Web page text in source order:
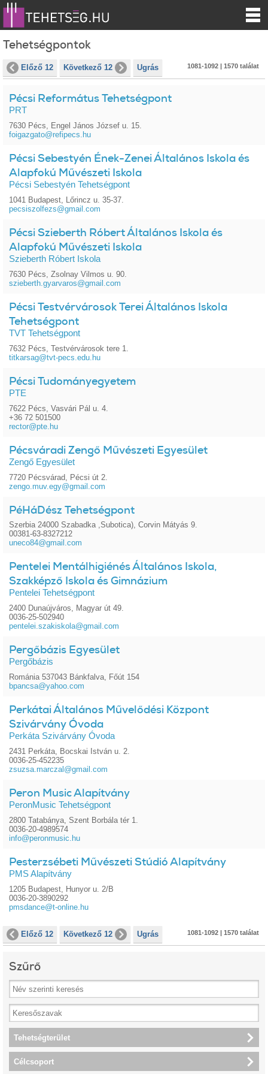
Tehetségpontok
Előző 12 Következő 12 Ugrás 1081-1092 | 1570 találat
Pécsi Református Tehetségpont
PRT
7630 Pécs, Engel János József u. 15.
foigazgato@refipecs.hu
Pécsi Sebestyén Ének-Zenei Általános Iskola és
Alapfokú Művészeti Iskola
Pécsi Sebestyén Tehetségpont
1041 Budapest, Lőrincz u. 35-37.
pecsiszolfezs@gmail.com
Pécsi Szieberth Róbert Általános Iskola és
Alapfokú Művészeti Iskola
Szieberth Róbert Iskola
7630 Pécs, Zsolnay Vilmos u. 90.
szieberth.gyarvaros@gmail.com
Pécsi Testvérvárosok Terei Általános Iskola
Tehetségpont
TVT Tehetségpont
7632 Pécs, Testvérvárosok tere 1.
titkarsag@tvt-pecs.edu.hu
Pécsi Tudományegyetem
PTE
7622 Pécs, Vasvári Pál u. 4.
+36 72 501500
rector@pte.hu
Pécsváradi Zengő Művészeti Egyesület
Zengő Egyesület
7720 Pécsvárad, Pécsi út 2.
zengo.muv.egy@gmail.com
PéHáDész Tehetségpont
Szerbia 24000 Szabadka ,Subotica), Corvin Mátyás 9.
00381-63-8327212
uneco84@gmail.com
Pentelei Mentálhigiénés Általános Iskola,
Szakképző Iskola és Gimnázium
Pentelei Tehetségpont
2400 Dunaújváros, Magyar út 49.
0036-25-502940
pentelei.szakiskola@gmail.com
Pergőbázis Egyesület
Pergőbázis
Románia 537043 Bánkfalva, Főút 154
bpancsa@yahoo.com
Perkátai Általános Művelődési Központ
Szivárvány Óvoda
Perkáta Szivárvány Óvoda
2431 Perkáta, Bocskai István u. 2.
0036-25-452235
zsuzsa.marczal@gmail.com
Peron Music Alapítvány
PeronMusic Tehetségpont
2800 Tatabánya, Szent Borbála tér 1.
0036-20-4989574
info@peronmusic.hu
Pesterzsébeti Művészeti Stúdió Alapítvány
PMS Alapítvány
1205 Budapest, Hunyor u. 2/B
0036-20-3890292
pmsdance@t-online.hu
Előző 12 Következő 12 Ugrás 1081-1092 | 1570 találat
Szűrő
Tehetségterület
Célcsoport